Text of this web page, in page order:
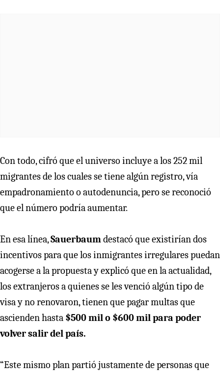
Con todo, cifró que el universo incluye a los 252 mil
migrantes de los cuales se tiene algún registro, vía
empadronamiento o autodenuncia, pero se reconoció
que el número podría aumentar.
En esa línea,Sauerbaumdestacó que existirían dos
incentivos para que los inmigrantes irregulares puedan
acogerse a la propuesta y explicó que en la actualidad,
los extranjeros a quienes se les venció algún tipo de
visa y no renovaron, tienen que pagar multas que
ascienden hasta $500 mil o $600 mil para poder
volver salir del país.
“Este mismo plan partió justamente de personas que